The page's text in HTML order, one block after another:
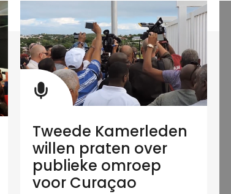
Tweede Kamerleden
willen praten over
publieke omroep
voor Curaçao